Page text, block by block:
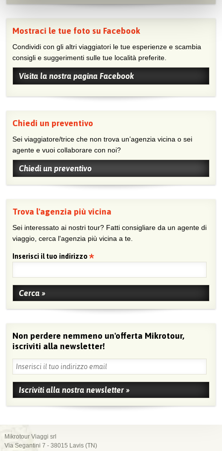
Mostraci le tue foto su Facebook
Condividi con gli altri viaggiatori le tue esperienze e scambia
consigli e suggerimenti sulle tue località preferite.
Visita la nostra pagina Facebook
Chiedi un preventivo
Sei viaggiatore/trice che non trova un’agenzia vicina o sei
agente e vuoi collaborare con noi?
Chiedi un preventivo
Trova l'agenzia più vicina
Sei interessato ai nostri tour? Fatti consigliare da un agente di
viaggio, cerca l'agenzia più vicina a te.
Inserisci il tuo indirizzo
Non perdere nemmeno un'offerta Mikrotour,
iscriviti alla newsletter!
Mikrotour Viaggi srl
Via Segantini 7 - 38015 Lavis (TN)